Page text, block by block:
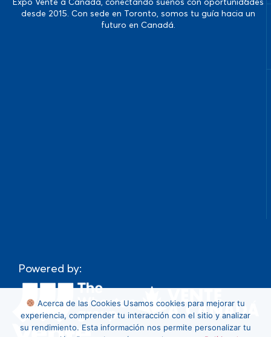
desde 2015. Con sede en Toronto, somos tu guía hacia un
futuro en Canadá.
Powered by:
Acerca de las Cookies Usamos cookies para mejorar tu
experiencia, comprender tu interacción con el sitio y analizar
su rendimiento. Esta información nos permite personalizar tu